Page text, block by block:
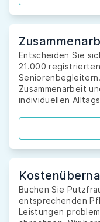
Entscheiden Sie
21.000
Zusammenarbeit
individuellen
Buchen Sie
entsprechenden
Leistungen